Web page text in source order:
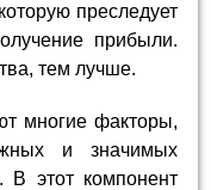
преследует
прибыли.
тем лучше.
многие факторы,
и значимых
В этот компонент